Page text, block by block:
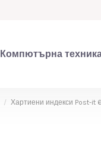
Компютърна
Хартиени индекси Post-it